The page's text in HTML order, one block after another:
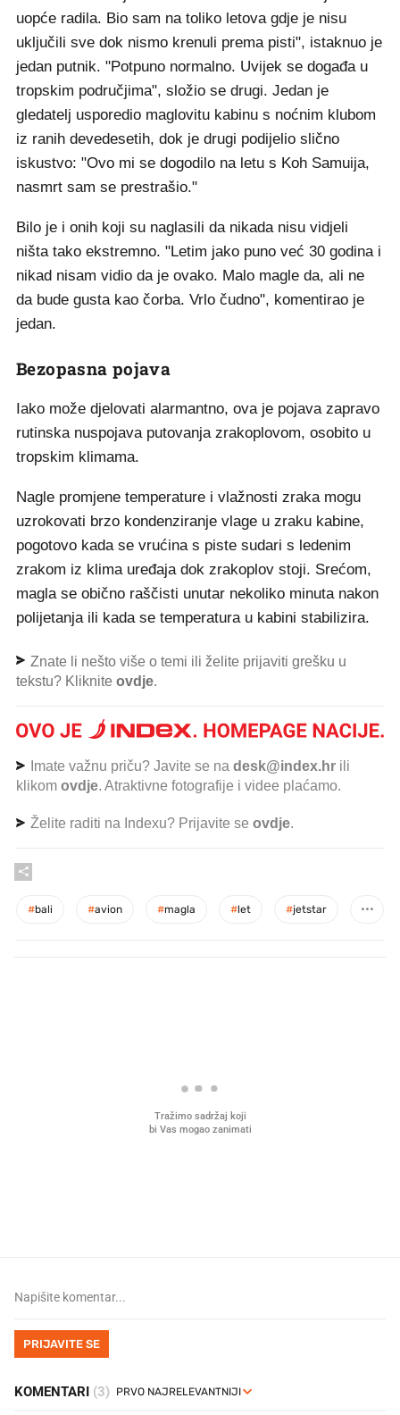
uopće radila. Bio sam na toliko letova gdje je nisu
uključili sve dok nismo krenuli prema pisti", istaknuo je
jedan putnik. "Potpuno normalno. Uvijek se događa u
tropskim područjima", složio se drugi. Jedan je
gledatelj usporedio maglovitu kabinu s noćnim klubom
iz ranih devedesetih, dok je drugi podijelio slično
iskustvo: "Ovo mi se dogodilo na letu s Koh Samuija,
nasmrt sam se prestrašio."
Bilo je i onih koji su naglasili da nikada nisu vidjeli
ništa tako ekstremno. "Letim jako puno već 30 godina i
nikad nisam vidio da je ovako. Malo magle da, ali ne
da bude gusta kao čorba. Vrlo čudno", komentirao je
jedan.
Bezopasna pojava
Iako može djelovati alarmantno, ova je pojava zapravo
rutinska nuspojava putovanja zrakoplovom, osobito u
tropskim klimama.
Nagle promjene temperature i vlažnosti zraka mogu
uzrokovati brzo kondenziranje vlage u zraku kabine,
pogotovo kada se vrućina s piste sudari s ledenim
zrakom iz klima uređaja dok zrakoplov stoji. Srećom,
magla se obično raščisti unutar nekoliko minuta nakon
polijetanja ili kada se temperatura u kabini stabilizira.
Znate li nešto više o temi ili želite prijaviti grešku u
tekstu? Kliknite ovdje.
Imate važnu priču? Javite se na desk@index.hr ili
klikom ovdje. Atraktivne fotografije i videe plaćamo.
Želite raditi na Indexu? Prijavite se ovdje.
#bali #avion #magla #let #jetstar
PRIJAVITE SE
KOMENTARI (3)